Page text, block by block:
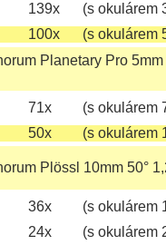
139x (s okulárem
100x (s okulárem
Planetary Pro 5mm
71x (s okulárem
50x (s okulárem
Plössl 10mm 50°
36x (s okulárem
24x (s okulárem